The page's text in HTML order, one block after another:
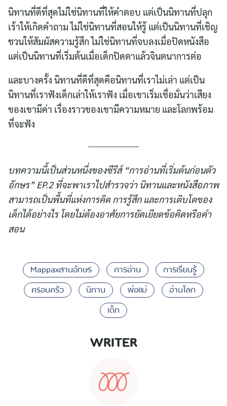
นิทานที่ดีที่สุดไม่ใช่นิทานที่ให้คำตอบ แต่เป็นนิทานที่ปลุก
เร้าให้เกิดคำถาม ไม่ใช่นิทานที่สอนให้รู้ แต่เป็นนิทานที่เชิญ
ชวนให้สัมผัสความรู้สึก ไม่ใช่นิทานที่จบลงเมื่อปิดหนังสือ
แต่เป็นนิทานที่เริ่มต้นเมื่อเด็กปิดตาแล้วจินตนาการต่อ
และบางครั้ง นิทานที่ดีที่สุดคือนิทานที่เราไม่เล่า แต่เป็น
นิทานที่เราฟังเด็กเล่าให้เราฟัง เมื่อเขาเริ่มเชื่อมั่นว่าเสียง
ของเขามีค่า เรื่องราวของเขามีความหมาย และโลกพร้อม
ที่จะฟัง
บทความนี้เป็นส่วนหนึ่งของซีรีส์ “การอ่านที่เริ่มต้นก่อนตัว
อักษร” EP.2 ที่จะพาเราไปสำรวจว่า นิทานและหนังสือภาพ
สามารถเป็นพื้นที่แห่งการคิด การรู้สึก และการเติบโตของ
เด็กได้อย่างไร โดยไม่ต้องอาศัยการยัดเยียดข้อคิดหรือคำ
สอน
Mappaxสานอักษร การอ่าน
การเรียนรู้
ครอบครัว
นิทาน พ่อแม่
อ่านโลก
เด็ก
WRITER